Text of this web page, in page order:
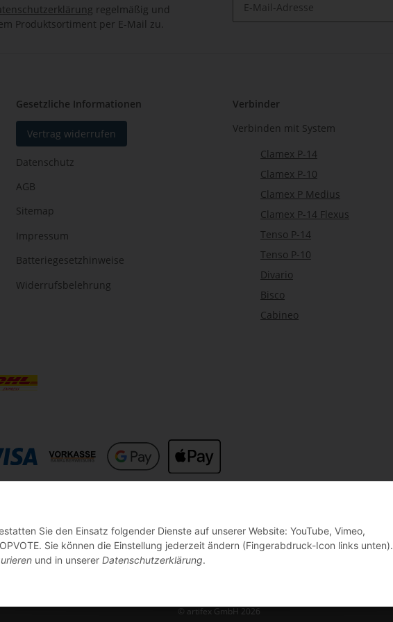
Sie den Einsatz folgender Dienste auf unserer Website: YouTube, Vimeo,
Sie können die Einstellung jederzeit ändern (Fingerabdruck-Icon links unten).
und in unserer Datenschutzerklärung.
regelmäßig und
Produktsortiment per E-Mail zu.
Gesetzliche Informationen
Vertrag widerrufen
Datenschutz
AGB
Sitemap
Impressum
Batteriegesetzhinweise
Widerrufsbelehrung
Verbinder
Verbinden mit System
Clamex P-14
Clamex P-10
Clamex P Medius
Clamex P-14 Flexus
Tenso P-14
Tenso P-10
Divario
Bisco
Cabineo
© artifex GmbH 2026